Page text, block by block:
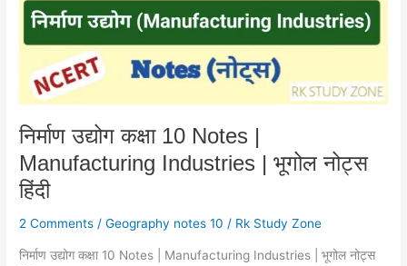
निर्माण उद्योग कक्षा 10 Notes |
Manufacturing Industries | भूगोल नोट्स
हिंदी
2 Comments /Geography notes 10 / Rk Study Zone
निर्माण उद्योग कक्षा 10 Notes | Manufacturing Industries | भूगोल नोट्स
Manufacturing
Industries
भूगोल
नोट्स
हिंदी